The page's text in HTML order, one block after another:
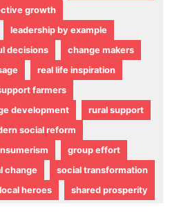
growth
leadership by example
decisions
change makers
real life inspiration
farmers
development
rural support
social reform
group effort
change
social transformation
local heroes shared prosperity